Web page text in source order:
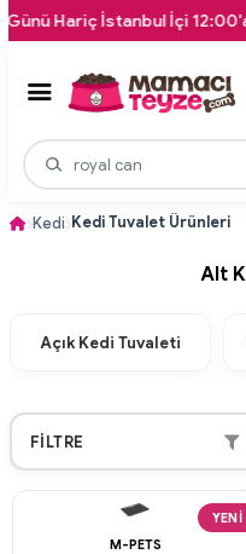
İstanbul İçi 12:00'a Kadar
Kedi Kedi Tuvalet Ürünleri
Alt
Açık Kedi Tuvaleti
FILTRE
YENI
M-PETS